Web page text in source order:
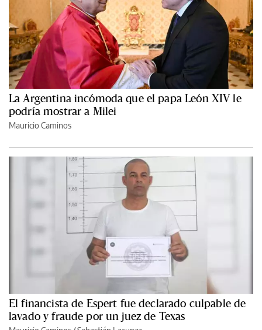
La Argentina incómoda que el papa León XIV le
podría mostrar a Milei
Mauricio Caminos
El financista de Espert fue declarado culpable de
lavado y fraude por un juez de Texas